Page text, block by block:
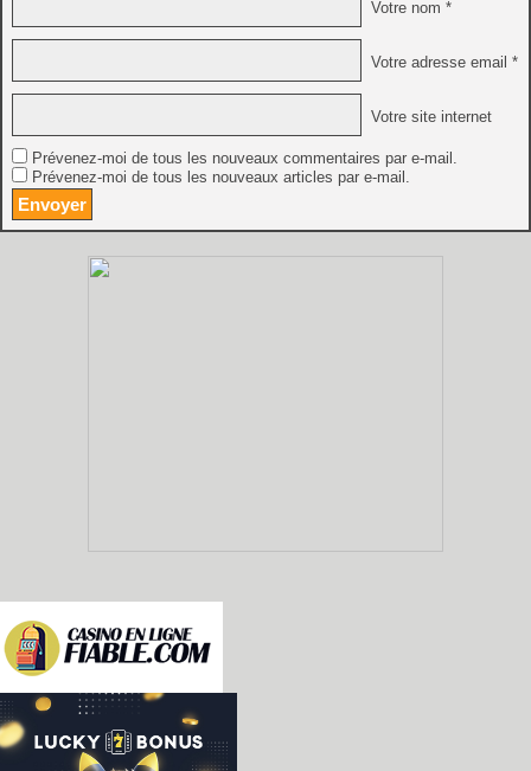
Votre nom *
Votre adresse email *
Votre site internet
Prévenez-moi de tous les nouveaux commentaires par e-mail.
Prévenez-moi de tous les nouveaux articles par e-mail.